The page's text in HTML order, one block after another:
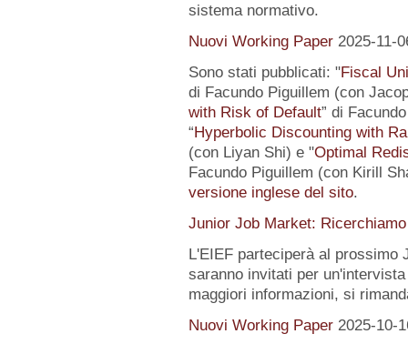
sistema normativo.
Nuovi Working Paper 2025-11-
Sono stati pubblicati: "Fiscal
di Facundo Piguillem (con
with Risk of Default” di
“Hyperbolic Discounting with
(con Liyan Shi) e "Optimal
Facundo Piguillem (con Kirill
versione inglese del sito.
Junior Job Market:
L'EIEF parteciperà al prossimo
saranno invitati per
maggiori informazioni, si
Nuovi Working Paper 2025-10-